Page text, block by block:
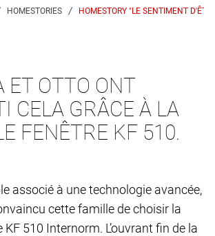
HOMESTORY "LE SENTIMENT
ET OTTO ONT
CELA GRÂCE À LA
FENÊTRE KF 510.
associé à une technologie avancée,
cette famille de choisir la
510 Internorm. L’ouvrant fin de la